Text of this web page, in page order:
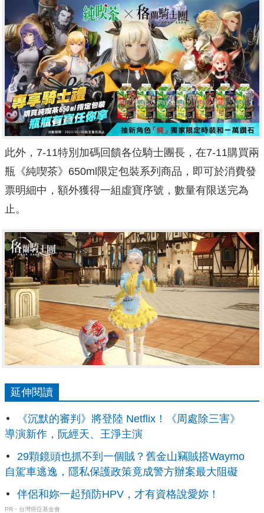
此外，7-11特別加碼回饋各位騎士團長，在7-11購買兩
瓶《純喫茶》650ml限定包裝系列商品，即可於消費發
票明細中，額外獲得一組虛寶序號，數量有限送完為
止。
延伸閱讀
《沉默的審判》將登陸 Netflix！《周處除三害》
導演新作，阮經天、王淨主演
29顆鏡頭也抓不到一個賊？舊金山竊賊搭Waymo
自駕車逃逸，隱私保護政策竟成警方辦案最大阻礙
伴侶和妳一起預防HPV，才有資格說愛妳！
PR・台灣癌症基金會